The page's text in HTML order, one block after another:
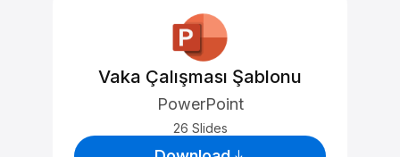
Vaka Çalışması Şablonu
PowerPoint
26 Slides